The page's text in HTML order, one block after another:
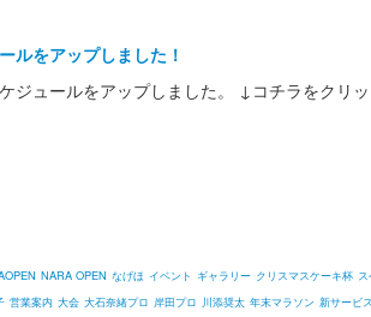
ルをアップしました！
ジュールをアップしました。 ↓コチラをクリ
NARA OPEN なげほ イベント ギャラリー クリスマスケーキ杯
営業案内 大会 大石奈緒プロ 岸田プロ 川添奨太 年末マラソン 新サービ